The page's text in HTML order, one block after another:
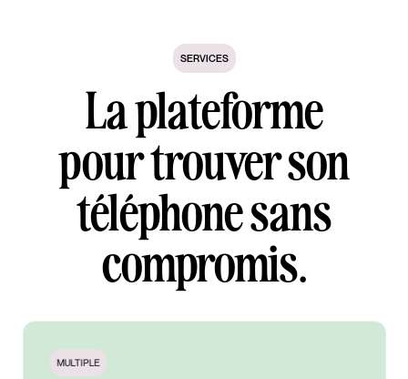
SERVICES
La plateforme
pour trouver son
téléphone sans
compromis.
MULTIPLE